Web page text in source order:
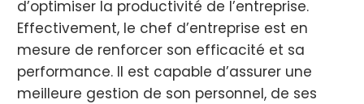
d’optimiser la productivité de l’entreprise.
Effectivement, le chef d’entreprise est en
mesure de renforcer son efficacité et sa
performance. Il est capable d’assurer une
meilleure gestion de son personnel, de ses